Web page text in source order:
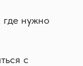
нужно
с